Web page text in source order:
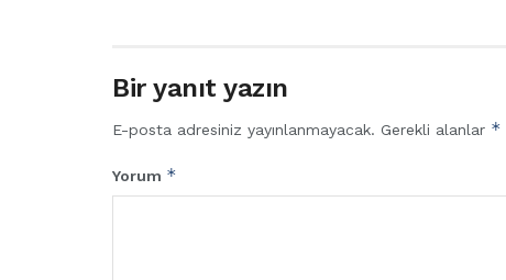
Bir yanıt yazın
E-posta adresiniz yayınlanmayacak. Gerekli alanlar *
Yorum *